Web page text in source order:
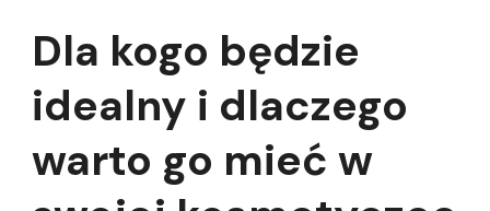
Dla kogo będzie
idealny i dlaczego
warto go mieć w